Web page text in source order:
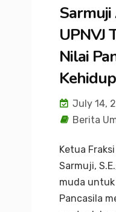
Sarmuji
UPNVJ
Nilai
July 14,
Berita
Ketua Fraksi
Sarmuji,
muda
Pancasila